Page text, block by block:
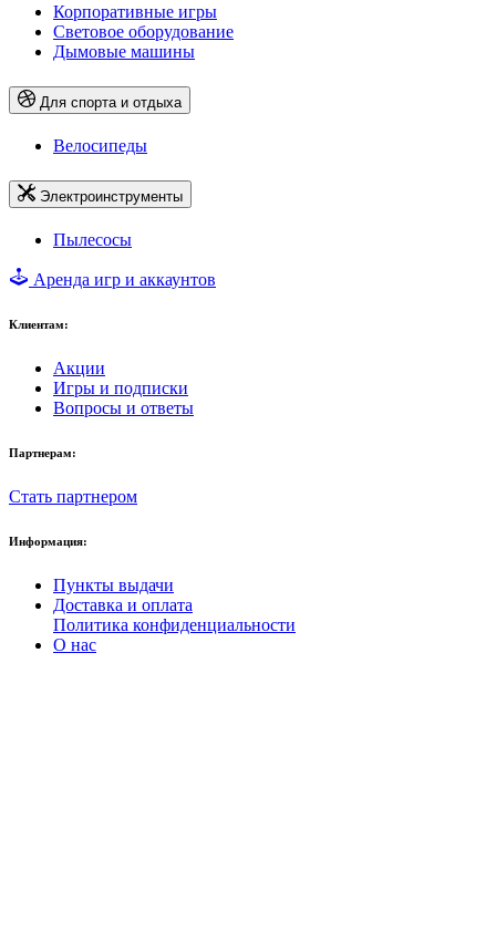
Корпоративные игры
Световое оборудование
Дымовые машины
Для спорта и отдыха
Велосипеды
Электроинструменты
Пылесосы
Аренда игр и аккаунтов
Клиентам:
Акции
Игры и подписки
Вопросы и ответы
Партнерам:
Стать партнером
Информация:
Пункты выдачи
Доставка и оплата
Политика конфиденциальности
О нас